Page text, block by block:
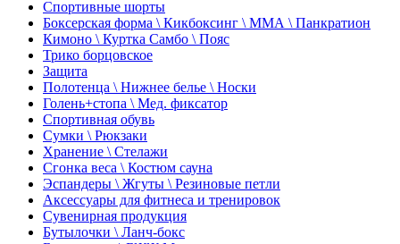
Спортивные шорты
Боксерская форма \ Кикбоксинг \ ММА \ Панкратион
Кимоно \ Куртка Самбо \ Пояс
Трико борцовское
Защита
Полотенца \ Нижнее белье \ Носки
Голень+стопа \ Мед. фиксатор
Спортивная обувь
Сумки \ Рюкзаки
Хранение \ Стелажи
Сгонка веса \ Костюм сауна
Эспандеры \ Жгуты \ Резиновые петли
Аксессуары для фитнеса и тренировок
Сувенирная продукция
Бутылочки \ Ланч-бокс